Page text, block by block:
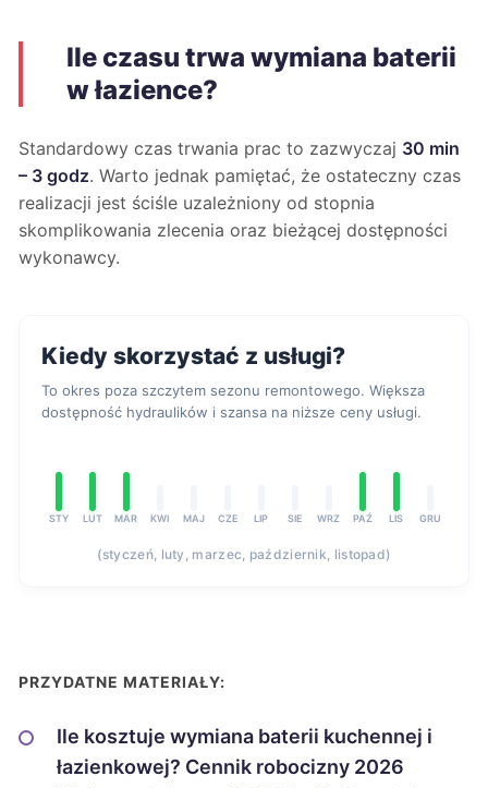
Ile czasu trwa wymiana baterii
w łazience?
Standardowy czas trwania prac to zazwyczaj 30 min
– 3 godz. Warto jednak pamiętać, że ostateczny czas
realizacji jest ściśle uzależniony od stopnia
skomplikowania zlecenia oraz bieżącej dostępności
wykonawcy.
Kiedy skorzystać z usługi?
To okres poza szczytem sezonu remontowego. Większa
dostępność hydraulików i szansa na niższe ceny usługi.
STY LUT MAR KWI MAJ CZE LIP SIE WRZ PAŹ LIS GRU
(styczeń, luty, marzec, październik, listopad)
PRZYDATNE MATERIAŁY:
Ile kosztuje wymiana baterii kuchennej i
łazienkowej? Cennik robocizny 2026